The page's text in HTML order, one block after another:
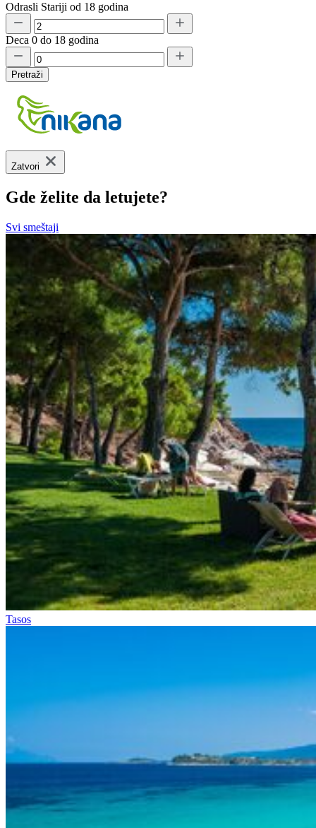
Odrasli Stariji od 18 godina
Deca 0 do 18 godina
Pretraži
Zatvori
Gde želite da letujete?
Svi smeštaji
Tasos